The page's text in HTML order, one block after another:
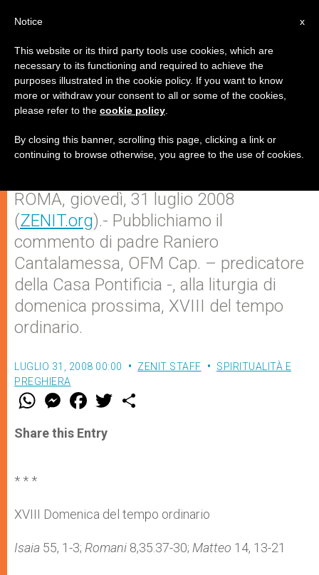
Predicatore del Papa: Gesù
chiede la comunione delle
risorse della terra
ROMA, giovedì, 31 luglio 2008
(ZENIT.org).- Pubblichiamo il
commento di padre Raniero
Cantalamessa, OFM Cap. – predicatore
della Casa Pontificia -, alla liturgia di
domenica prossima, XVIII del tempo
ordinario.
LUGLIO 31, 2008 00:00 ZENIT STAFF
SPIRITUALITÀ E
PREGHIERA
W
t
s
M
e
s
e
F
a
e
b
w
Share this Entry
* * *
XVIII Domenica del tempo ordinario
Isaia 55, 1-3; Romani 8,35.37-30; Matteo 14, 13-21
x
Notice
This website or its third party tools use cookies, which are
necessary to its functioning and required to achieve the
purposes illustrated in the cookie policy. If you want to know
more or withdraw your consent to all or some of the cookies,
please refer to the cookie policy
By closing this banner, scrolling this page, clicking a link or
continuing to browse otherwise, you agree to the use of cookies.